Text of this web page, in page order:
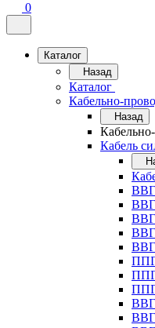
0
Каталог
Назад
Каталог
Кабельно-
Назад
Кабель